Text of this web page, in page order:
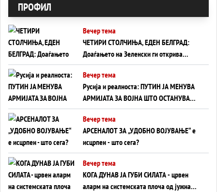
ПРОФИЛ
Вечер тема
ЧЕТИРИ СТОЛЧИЊА, ЕДЕН БЕЛГРАД:
Доаѓањето на Зеленски ги открива
тајните на политиката на балансирање
на Вучиќ
Вечер тема
Русија и реалноста: ПУТИН ЈА МЕНУВА
АРМИЈАТА ЗА ВОЈНА ШТО ОСТАНУВА
БЕЗ ФРОНТ
Вечер тема
АРСЕНАЛОТ ЗА „УДОБНО ВОЈУВАЊЕ“ е
исцрпен - што сега?
Вечер тема
КОГА ДУНАВ ЈА ГУБИ СИЛАТА - црвен
аларм на системската плоча од јужна